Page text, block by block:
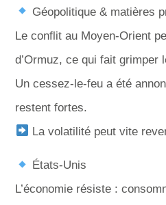
Géopolitique & matières
Le conflit au Moyen-Orient
d’Ormuz, ce qui fait grimper
Un cessez-le-feu a été
restent fortes.
La volatilité peut vite
États-Unis
L’économie résiste :